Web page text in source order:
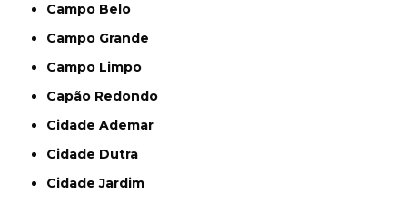
Campo Belo
Campo Grande
Campo Limpo
Capão Redondo
Cidade Ademar
Cidade Dutra
Cidade Jardim